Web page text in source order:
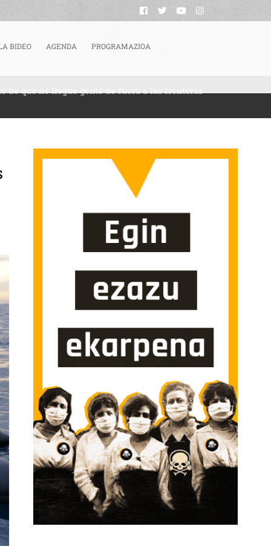
BIDEO AGENDA PROGRAMAZIOA
de que no llegue gente de fuera a las fronteras